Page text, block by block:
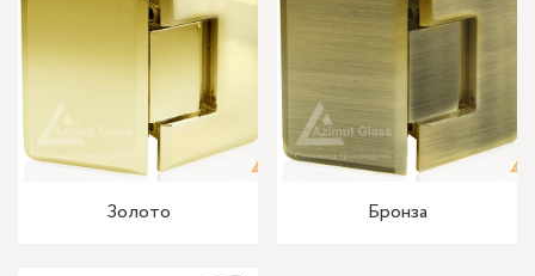
Золото Бронза